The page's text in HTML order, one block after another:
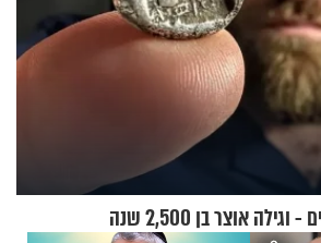
אוצר בן 2,500 שנה